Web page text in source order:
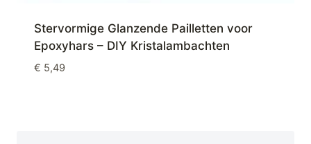
Stervormige Glanzende Pailletten voor
Epoxyhars – DIY Kristalambachten
€ 5,49